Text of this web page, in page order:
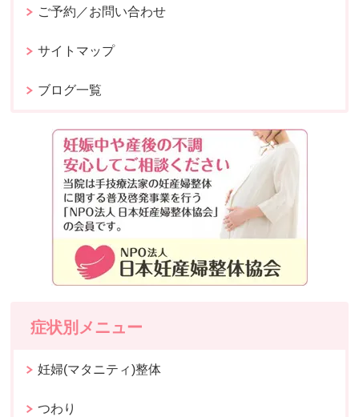
ご予約／お問い合わせ
サイトマップ
ブログ一覧
症状別メニュー
妊婦(マタニティ)整体
つわり